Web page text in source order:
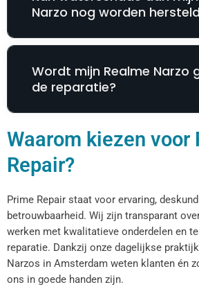
Narzo nog worden
Wordt mijn Realme Narzo
de reparatie?
Waarom kiezen voor
Repair?
Prime Repair staat voor ervaring,
betrouwbaarheid. Wij zijn transparant
werken met kwalitatieve onderdelen en
reparatie. Dankzij onze dagelijkse
Narzos in Amsterdam weten klanten én
ons in goede handen zijn.